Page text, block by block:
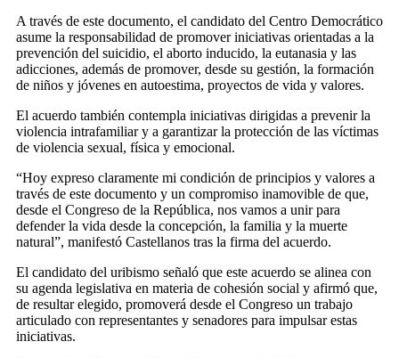
A través de este documento, el candidato del Centro Democrático
asume la responsabilidad de promover iniciativas orientadas a la
prevención del suicidio, el aborto inducido, la eutanasia y las
adicciones, además de promover, desde su gestión, la formación
de niños y jóvenes en autoestima, proyectos de vida y valores.
El acuerdo también contempla iniciativas dirigidas a prevenir la
violencia intrafamiliar y a garantizar la protección de las víctimas
de violencia sexual, física y emocional.
“Hoy expreso claramente mi condición de principios y valores a
través de este documento y un compromiso inamovible de que,
desde el Congreso de la República, nos vamos a unir para
defender la vida desde la concepción, la familia y la muerte
natural”, manifestó Castellanos tras la firma del acuerdo.
El candidato del uribismo señaló que este acuerdo se alinea con
su agenda legislativa en materia de cohesión social y afirmó que,
de resultar elegido, promoverá desde el Congreso un trabajo
articulado con representantes y senadores para impulsar estas
iniciativas.